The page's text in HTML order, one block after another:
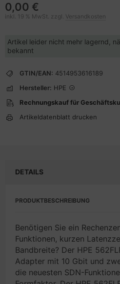
0,00 €
inkl. 19 % MwSt. zzgl. Versandkosten
Artikel leider nicht mehr lagernd,
bekannt
GTIN/EAN: 4514953616189
Hersteller: HPE
Rechnungskauf für
Artikeldatenblatt drucken
DETAILS
PRODUKTBESCHREIBUNG
Benötigen Sie ein
Funktionen, kurzen
Bandbreite? Der HPE
Adapter mit 10 Gbit und
die neuesten SDN-